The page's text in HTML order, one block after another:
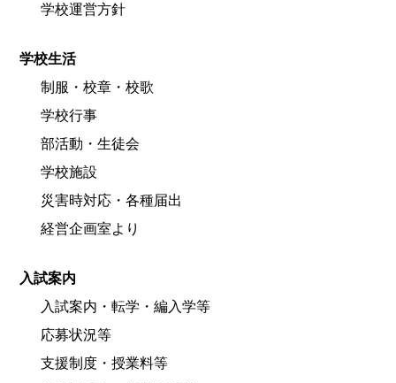
学校運営方針
学校生活
制服・校章・校歌
学校行事
部活動・生徒会
学校施設
災害時対応・各種届出
経営企画室より
入試案内
入試案内・転学・編入学等
応募状況等
支援制度・授業料等